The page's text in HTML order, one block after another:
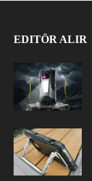
EDITÖR ALIR